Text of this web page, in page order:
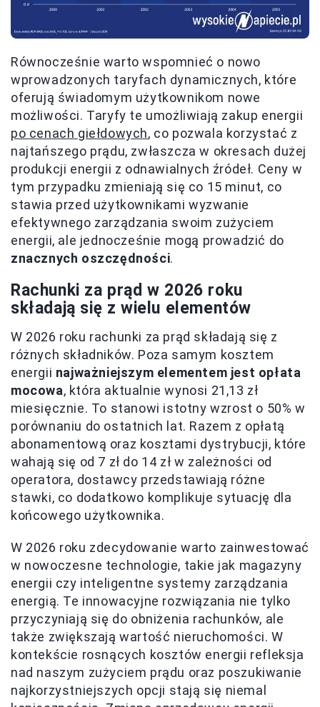
Równocześnie warto wspomnieć o nowo
wprowadzonych taryfach dynamicznych, które
oferują świadomym użytkownikom nowe
możliwości. Taryfy te umożliwiają zakup energii
po cenach giełdowych, co pozwala korzystać z
najtańszego prądu, zwłaszcza w okresach dużej
produkcji energii z odnawialnych źródeł. Ceny w
tym przypadku zmieniają się co 15 minut, co
stawia przed użytkownikami wyzwanie
efektywnego zarządzania swoim zużyciem
energii, ale jednocześnie mogą prowadzić do
znacznych oszczędności.
Rachunki za prąd w 2026 roku
składają się z wielu elementów
W 2026 roku rachunki za prąd składają się z
różnych składników. Poza samym kosztem
energii najważniejszym elementem jest opłata
mocowa, która aktualnie wynosi 21,13 zł
miesięcznie. To stanowi istotny wzrost o 50% w
porównaniu do ostatnich lat. Razem z opłatą
abonamentową oraz kosztami dystrybucji, które
wahają się od 7 zł do 14 zł w zależności od
operatora, dostawcy przedstawiają różne
stawki, co dodatkowo komplikuje sytuację dla
końcowego użytkownika.
W 2026 roku zdecydowanie warto zainwestować
w nowoczesne technologie, takie jak magazyny
energii czy inteligentne systemy zarządzania
energią. Te innowacyjne rozwiązania nie tylko
przyczyniają się do obniżenia rachunków, ale
także zwiększają wartość nieruchomości. W
kontekście rosnących kosztów energii refleksja
nad naszym zużyciem prądu oraz poszukiwanie
najkorzystniejszych opcji stają się niemal